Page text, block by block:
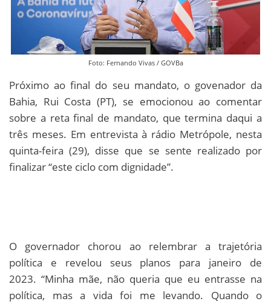
Foto: Fernando Vivas / GOVBa
Próximo ao final do seu mandato, o govenador da
Bahia, Rui Costa (PT), se emocionou ao comentar
sobre a reta final de mandato, que termina daqui a
três meses. Em entrevista à rádio Metrópole, nesta
quinta-feira (29), disse que se sente realizado por
finalizar “este ciclo com dignidade”.
O governador chorou ao relembrar a trajetória
política e revelou seus planos para janeiro de
2023. “Minha mãe, não queria que eu entrasse na
política, mas a vida foi me levando. Quando o